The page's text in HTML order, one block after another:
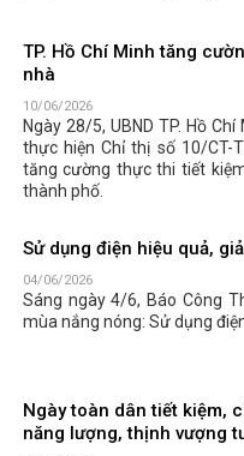
TP. Hồ Chí Minh tăng
nhà
10/06/2026
Ngày 28/5, UBND TP. Hồ
thực hiện Chỉ thị số 10/CT-
tăng cường thực thi tiết
thành phố.
Sử dụng điện hiệu quả,
04/06/2026
Sáng ngày 4/6, Báo Công
mùa nắng nóng: Sử dụng
Ngày toàn dân tiết kiệm,
năng lượng, thịnh vượng